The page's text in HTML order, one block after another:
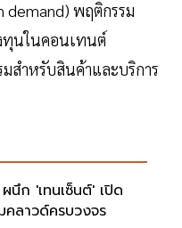
demand) พฤติกรรม
ทุนในคอนเทนต์
มสำหรับสินค้าและบริการ
นึก 'เทนเซ็นต์' เปิด
ลาวด์ครบวงจร